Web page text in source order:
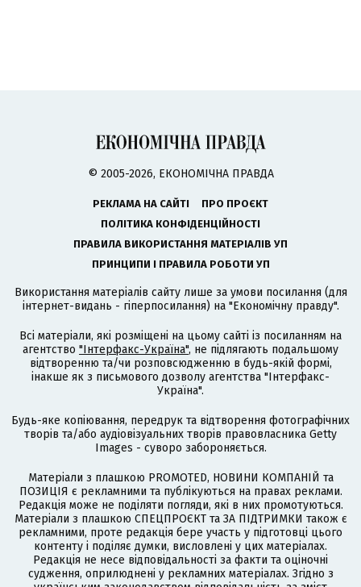
© 2005-2026, ЕКОНОМІЧНА ПРАВДА
РЕКЛАМА НА САЙТІ
ПРО ПРОЄКТ
ПОЛІТИКА КОНФІДЕНЦІЙНОСТІ
ПРАВИЛА ВИКОРИСТАННЯ МАТЕРІАЛІВ УП
ПРИНЦИПИ І ПРАВИЛА РОБОТИ УП
Використання матеріалів сайту лише за умови посилання (для
інтернет-видань - гіперпосилання) на "Економічну правду".
Всі матеріали, які розміщені на цьому сайті із посиланням на
агентство "Інтерфакс-Україна", не підлягають подальшому
відтворенню та/чи розповсюдженню в будь-якій формі,
інакше як з письмового дозволу агентства "Інтерфакс-
Україна".
Будь-яке копіювання, передрук та відтворення фотографічних
творів та/або аудіовізуальних творів правовласника Getty
Images - суворо забороняється.
Матеріали з плашкою PROMOTED, НОВИНИ КОМПАНІЙ та
ПОЗИЦІЯ є рекламними та публікуються на правах реклами.
Редакція може не поділяти погляди, які в них промотуються.
Матеріали з плашкою СПЕЦПРОЄКТ та ЗА ПІДТРИМКИ також є
рекламними, проте редакція бере участь у підготовці цього
контенту і поділяє думки, висловлені у цих матеріалах.
Редакція не несе відповідальності за факти та оціночні
судження, оприлюднені у рекламних матеріалах. Згідно з